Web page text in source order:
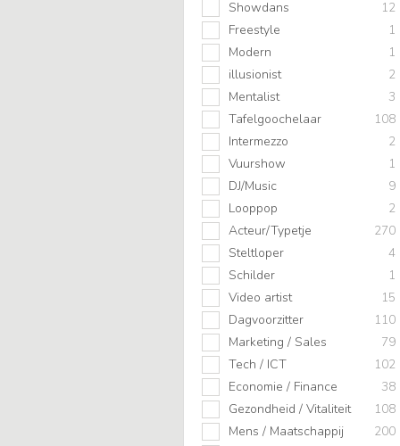
Showdans
12
Freestyle
1
Modern
1
illusionist
2
Mentalist
3
Tafelgoochelaar
108
Intermezzo
2
Vuurshow
1
DJ/Music
9
Looppop
2
Acteur/Typetje
270
Steltloper
4
Schilder
1
Video artist
15
Dagvoorzitter
110
Marketing / Sales
79
Tech / ICT
102
Economie / Finance
38
Gezondheid / Vitaliteit
108
Mens / Maatschappij
200